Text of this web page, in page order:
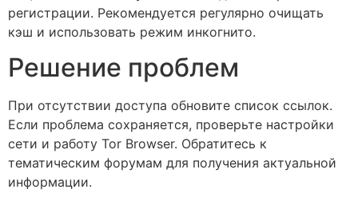
регистрации. Рекомендуется регулярно очищать
кэш и использовать режим инкогнито.
Решение проблем
При отсутствии доступа обновите список ссылок.
Если проблема сохраняется, проверьте настройки
сети и работу Tor Browser. Обратитесь к
тематическим форумам для получения актуальной
информации.